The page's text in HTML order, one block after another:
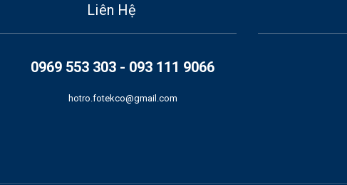
Liên Hệ
0969 553 303 - 093 111 9066
hotro.fotekco@gmail.com